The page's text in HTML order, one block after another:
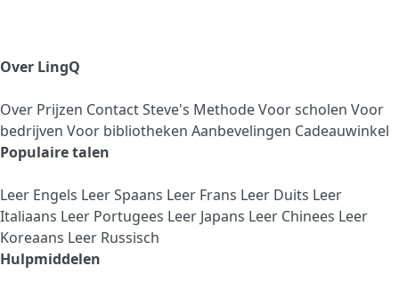
Over LingQ
Over Prijzen ContactSteve's MethodeVoor scholen Voor
bedrijven Voor bibliotheken Aanbevelingen Cadeauwinkel
Populaire talen
Leer Engels Leer Spaans Leer Frans Leer Duits Leer
Italiaans Leer Portugees Leer Japans Leer Chinees Leer
Koreaans Leer Russisch
Hulpmiddelen